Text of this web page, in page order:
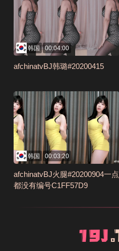
韩国 00:04:00
afchinatvBJ韩璐#20200415
韩国 00:03:20
afchinatvBJ火腿#20200904一点
都没有编号C1FF57D9